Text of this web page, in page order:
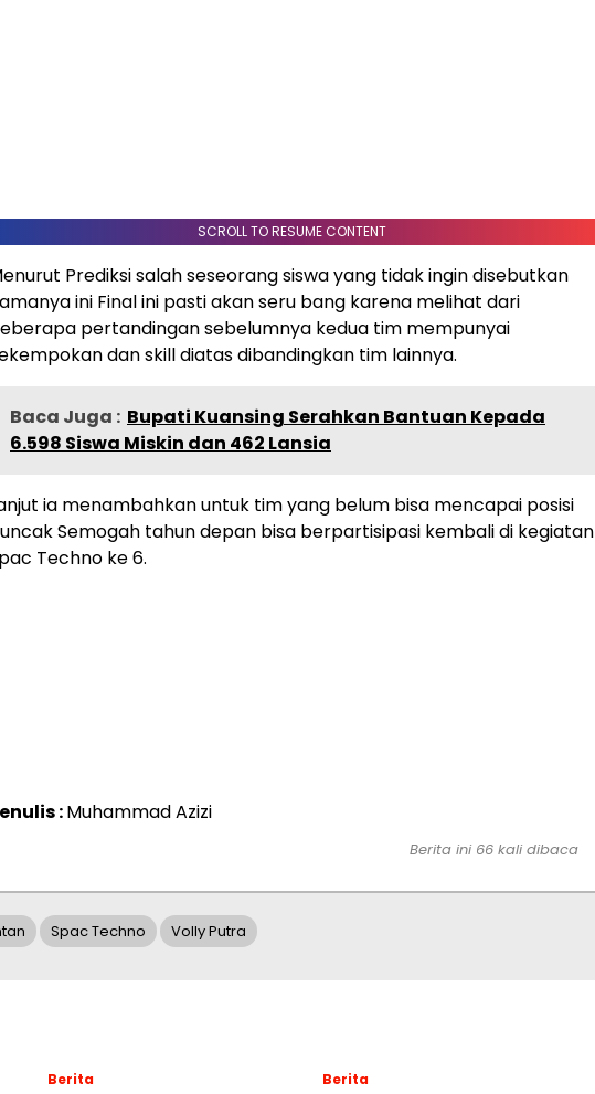
SCROLL TO RESUME CONTENT
Prediksi salah seseorang siswa yang tidak ingin disebutkan
ini Final ini pasti akan seru bang karena melihat dari
pertandingan sebelumnya kedua tim mempunyai
dan skill diatas dibandingkan tim lainnya.
Baca Juga : Bupati Kuansing Serahkan Bantuan Kepada
6.598 Siswa Miskin dan 462 Lansia
ia menambahkan untuk tim yang belum bisa mencapai posisi
Semogah tahun depan bisa berpartisipasi kembali di kegiatan
Techno ke 6.
:Muhammad Azizi
Berita ini 66 kali dibaca
Spac Techno Volly Putra
Berita Berita